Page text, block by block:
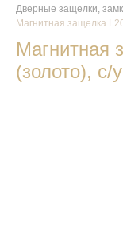
Дверные защелки,
Магнитная защелка
Магнитная
(золото), с/